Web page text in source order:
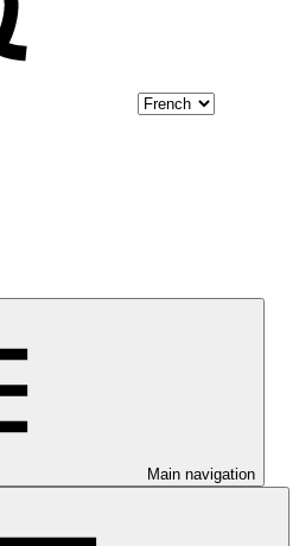
Main navigation